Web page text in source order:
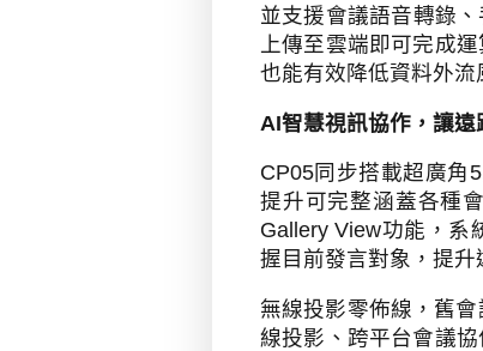
並支援會議語音轉錄
上傳至雲端即可完成
也能有效降低資料外流
AI智慧視訊協作，讓
CP05同步搭載超廣角
提升可完整涵蓋各種
Gallery View功能，系
握目前發言對象，提升
無線投影零佈線，舊會
線投影、跨平台會議